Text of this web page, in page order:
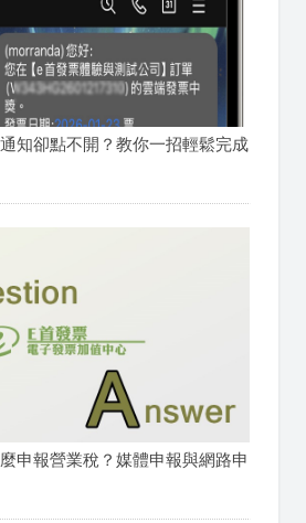
知卻點不開？教你一招輕鬆完成
申報營業稅？媒體申報與網路申